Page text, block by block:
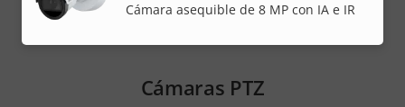
Cámara asequible de 8 MP con IA e IR
Cámaras PTZ